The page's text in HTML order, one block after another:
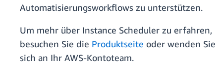
Automatisierungsworkflows zu unterstützen.
Um mehr über Instance Scheduler zu erfahren,
besuchen Sie die Produktseite oder wenden Sie
sich an Ihr AWS-Kontoteam.